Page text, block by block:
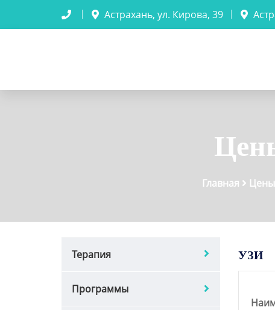
Астрахань, ул. Кирова, 39
Главная Цены
терапия
программы
УЗИ